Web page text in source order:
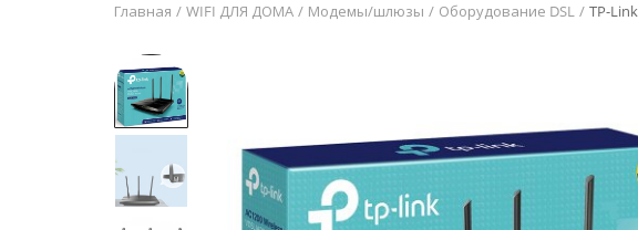
Главная WIFI ДЛЯ ДОМА Модемы/шлюзы Оборудование DSL TP-